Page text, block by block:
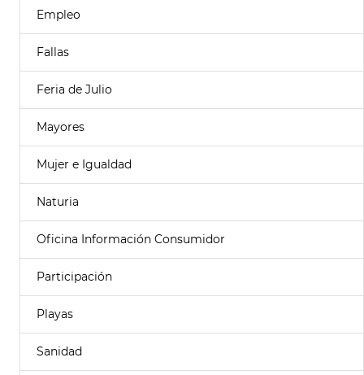
Empleo
Fallas
Feria de Julio
Mayores
Mujer e Igualdad
Naturia
Oficina Información Consumidor
Participación
Playas
Sanidad